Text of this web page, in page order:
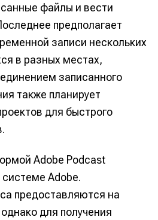
файлы и вести
предполагает
записи нескольких
в разных местах,
записанного
также планирует
для быстрого
Adobe Podcast
системе Adobe.
предоставляются на
для получения